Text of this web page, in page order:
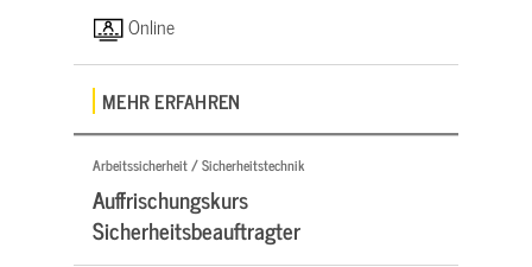
Online
MEHR ERFAHREN
Arbeitssicherheit / Sicherheitstechnik
Auffrischungskurs
Sicherheitsbeauftragter